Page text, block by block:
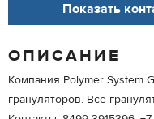
Показать
ОПИСАНИЕ
Компания Polymer Sуstem
грануляторов. Все